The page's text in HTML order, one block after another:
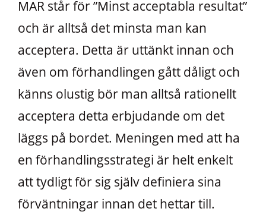
MAR står för ”Minst acceptabla resultat”
och är alltså det minsta man kan
acceptera. Detta är uttänkt innan och
även om förhandlingen gått dåligt och
känns olustig bör man alltså rationellt
acceptera detta erbjudande om det
läggs på bordet. Meningen med att ha
en förhandlingsstrategi är helt enkelt
att tydligt för sig själv definiera sina
förväntningar innan det hettar till.